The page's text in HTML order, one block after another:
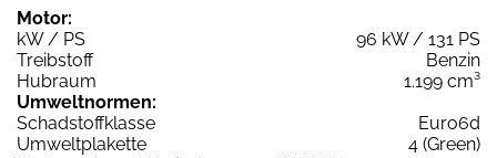
Motor:
kW / PS
96 kW / 131 PS
Treibstoff
Benzin
Hubraum
1.199 cm³
Umweltnormen:
Schadstoffklasse
Euro6d
Umweltplakette
4 (Green)